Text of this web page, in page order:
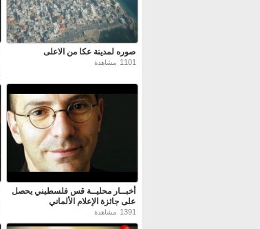
صوره لمدينة عكا من الاعلى
1101 مشاهدة
أخبــار محليــة قس فلسطيني يحصل
على جائزة الإعلام الألماني
1391 مشاهدة